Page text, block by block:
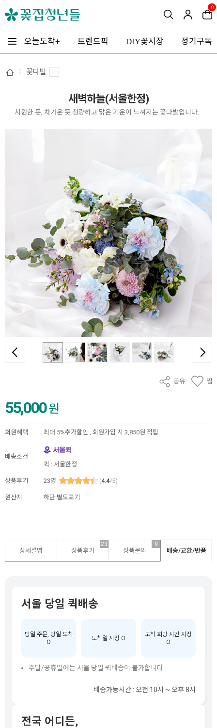
0
오늘도착+ 트렌드픽 DIY꽃시장 정기구독
꽃다발
새벽하늘(서울한정)
시원한 듯, 차가운 듯 청량하고 맑은 기운이 느껴지는 꽃다발입니다.
공유 찜
55,000원
회원혜택 최대 5%추가할인 , 회원가입 시 3,850원 적립
배송조건
퀵 : 서울한정
상품후기 23명 (4.4/5)
원산지 하단 별도표기
상세설명 상품후기
23
상품문의
9
배송/교환/반품
서울 당일 퀵배송
당일 주문, 당일 도착
O
도착일 지정 O
도착 희망 시간 지정
O
주말/공휴일에는 서울 당일 퀵배송이 불가합니다.
배송가능시간 : 오전 10시 ~ 오후 8시
전국 어디든,